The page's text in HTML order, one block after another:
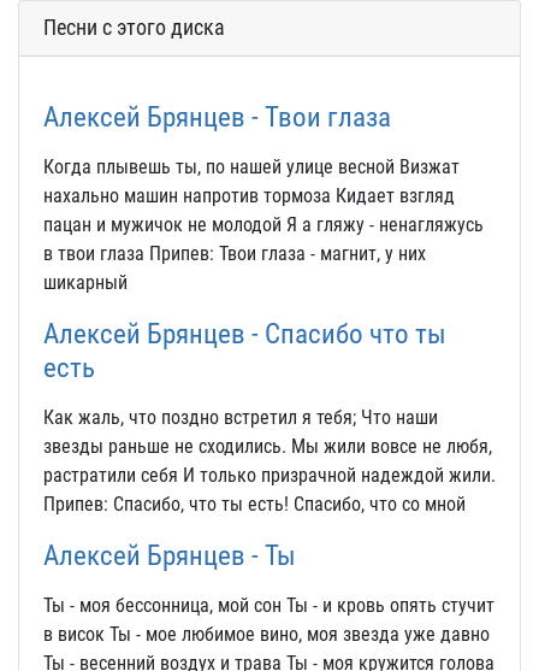
Песни с этого диска
Алексей Брянцев - Твои глаза
Когда плывешь ты, по нашей улице весной Визжат
нахально машин напротив тормоза Кидает взгляд
пацан и мужичок не молодой Я а гляжу - ненагляжусь
в твои глаза Припев: Твои глаза - магнит, у них
шикарный
Алексей Брянцев - Спасибо что ты
есть
Как жаль, что поздно встретил я тебя; Что наши
звезды раньше не сходились. Мы жили вовсе не любя,
растратили себя И только призрачной надеждой жили.
Припев: Спасибо, что ты есть! Спасибо, что со мной
Алексей Брянцев - Ты
Ты - моя бессонница, мой сон Ты - и кровь опять стучит
в висок Ты - мое любимое вино, моя звезда уже давно
Ты - весенний воздух и трава Ты - моя кружится голова